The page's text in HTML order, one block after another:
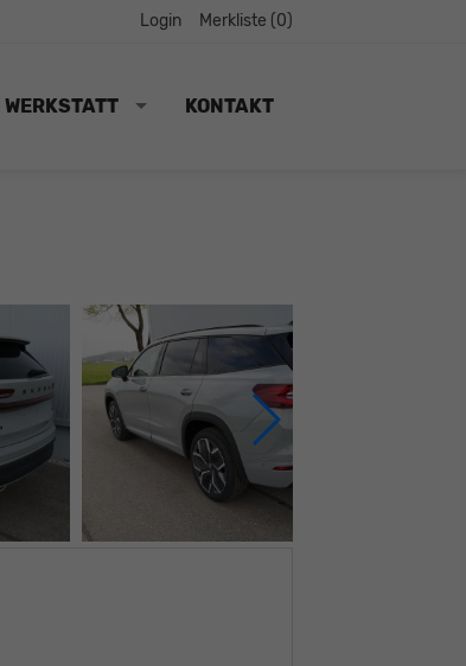
Login Merkliste (0)
WERKSTATT KONTAKT